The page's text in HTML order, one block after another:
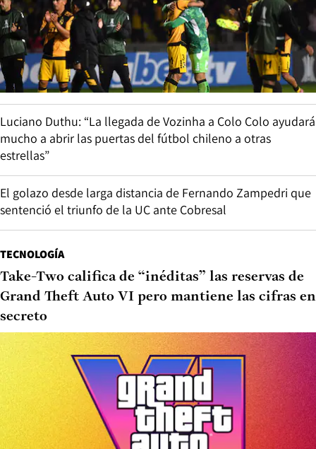
Luciano Duthu: “La llegada de Vozinha a Colo Colo ayudará
mucho a abrir las puertas del fútbol chileno a otras
estrellas”
El golazo desde larga distancia de Fernando Zampedri que
sentenció el triunfo de la UC ante Cobresal
TECNOLOGÍA
Take-Two califica de “inéditas” las reservas de
Grand Theft Auto VI pero mantiene las cifras en
secreto